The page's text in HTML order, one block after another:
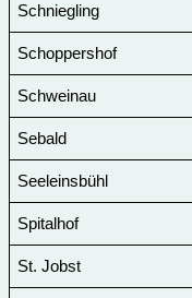
Schniegling
Schoppershof
Schweinau
Sebald
Seeleinsbühl
Spitalhof
St. Jobst